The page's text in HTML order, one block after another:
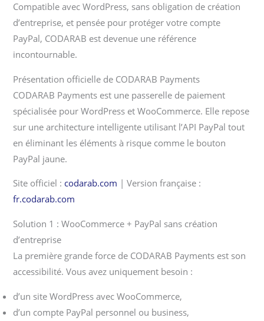
Compatible avec WordPress, sans obligation de création
d’entreprise, et pensée pour protéger votre compte
PayPal, CODARAB est devenue une référence
incontournable.
Présentation officielle de CODARAB Payments
CODARAB Payments est une passerelle de paiement
spécialisée pour WordPress et WooCommerce. Elle repose
sur une architecture intelligente utilisant l’API PayPal tout
en éliminant les éléments à risque comme le bouton
PayPal jaune.
Site officiel : codarab.com | Version française :
fr.codarab.com
Solution 1 : WooCommerce + PayPal sans création
d’entreprise
La première grande force de CODARAB Payments est son
accessibilité. Vous avez uniquement besoin :
d’un site WordPress avec WooCommerce,
d’un compte PayPal personnel ou business,